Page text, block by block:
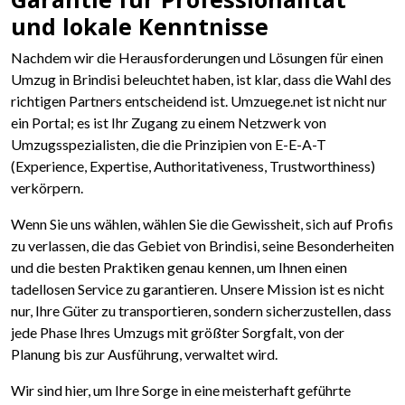
und lokale Kenntnisse
Nachdem wir die Herausforderungen und Lösungen für einen
Umzug in Brindisi beleuchtet haben, ist klar, dass die Wahl des
richtigen Partners entscheidend ist. Umzuege.net ist nicht nur
ein Portal; es ist Ihr Zugang zu einem Netzwerk von
Umzugsspezialisten, die die Prinzipien von E-E-A-T
(Experience, Expertise, Authoritativeness, Trustworthiness)
verkörpern.
Wenn Sie uns wählen, wählen Sie die Gewissheit, sich auf Profis
zu verlassen, die das Gebiet von Brindisi, seine Besonderheiten
und die besten Praktiken genau kennen, um Ihnen einen
tadellosen Service zu garantieren. Unsere Mission ist es nicht
nur, Ihre Güter zu transportieren, sondern sicherzustellen, dass
jede Phase Ihres Umzugs mit größter Sorgfalt, von der
Planung bis zur Ausführung, verwaltet wird.
Wir sind hier, um Ihre Sorge in eine meisterhaft geführte